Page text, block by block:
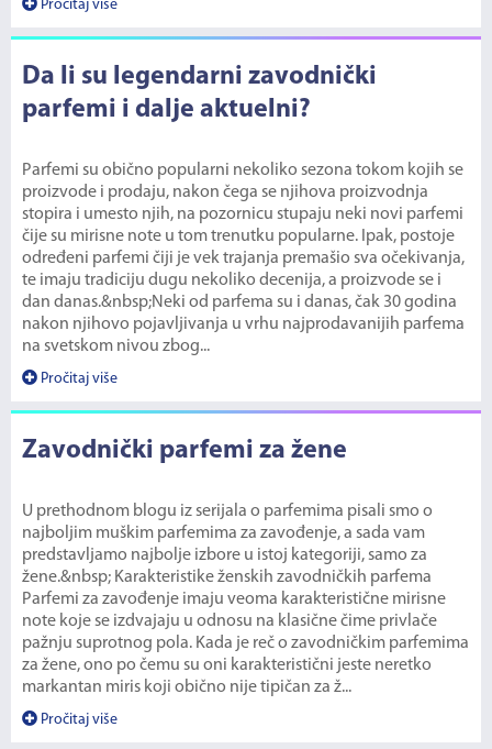
Pročitaj više
Da li su legendarni zavodnički
parfemi i dalje aktuelni?
Parfemi su obično popularni nekoliko sezona tokom kojih se
proizvode i prodaju, nakon čega se njihova proizvodnja
stopira i umesto njih, na pozornicu stupaju neki novi parfemi
čije su mirisne note u tom trenutku popularne. Ipak, postoje
određeni parfemi čiji je vek trajanja premašio sva očekivanja,
te imaju tradiciju dugu nekoliko decenija, a proizvode se i
dan danas.&nbsp;Neki od parfema su i danas, čak 30 godina
nakon njihovo pojavljivanja u vrhu najprodavanijih parfema
na svetskom nivou zbog...
Pročitaj više
Zavodnički parfemi za žene
U prethodnom blogu iz serijala o parfemima pisali smo o
najboljim muškim parfemima za zavođenje, a sada vam
predstavljamo najbolje izbore u istoj kategoriji, samo za
žene.&nbsp; Karakteristike ženskih zavodničkih parfema
Parfemi za zavođenje imaju veoma karakteristične mirisne
note koje se izdvajaju u odnosu na klasične čime privlače
pažnju suprotnog pola. Kada je reč o zavodničkim parfemima
za žene, ono po čemu su oni karakteristični jeste neretko
markantan miris koji obično nije tipičan za ž...
Pročitaj više